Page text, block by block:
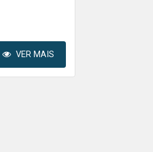
VER MAIS